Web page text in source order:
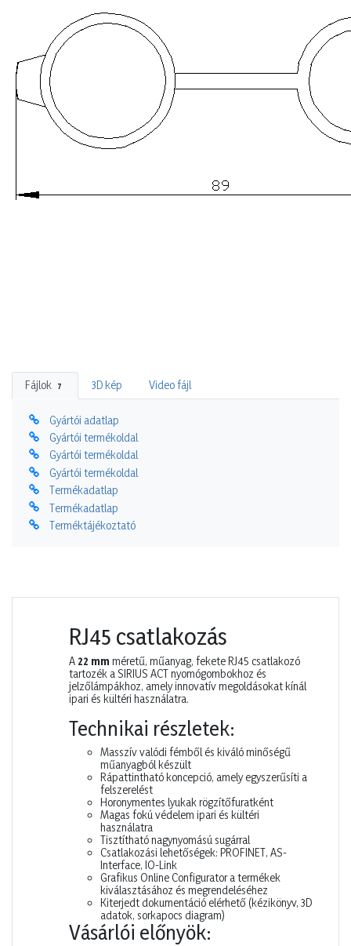
Fájlok 7 3D kép Video fájl
Gyártói adatlap
Gyártói termékoldal
Gyártói termékoldal
Gyártói termékoldal
Termékadatlap
Termékadatlap
Terméktájékoztató
RJ45 csatlakozás
A 22 mm méretű, műanyag, fekete RJ45 csatlakozó
tartozék a SIRIUS ACT nyomógombokhoz és
jelzőlámpákhoz, amely innovatív megoldásokat kínál
ipari és kültéri használatra.
Technikai részletek:
Masszív valódi fémből és kiváló minőségű
műanyagból készült
Rápattintható koncepció, amely egyszerűsíti a
felszerelést
Horonymentes lyukak rögzítőfuratként
Magas fokú védelem ipari és kültéri
használatra
Tisztítható nagynyomású sugárral
Csatlakozási lehetőségek: PROFINET, AS-
Interface, IO-Link
Grafikus Online Configurator a termékek
kiválasztásához és megrendeléséhez
Kiterjedt dokumentáció elérhető (kézikönyv, 3D
adatok, sorkapocs diagram)
Vásárlói előnyök: